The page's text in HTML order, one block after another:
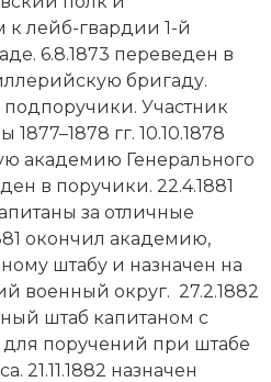
и духовной культуры
отношений
и методология
отношений
лейб-гвардии 1-й
6.8.1873 переведен в
бригаду.
подпоручики. Участник
гг. 10.10.1878
академию Генерального
в поручики. 22.4.1881
за отличные
окончил академию,
штабу и назначен на
военный округ. 27.2.1882
штаб капитаном с
для поручений при штабе
21.11.1882 назначен